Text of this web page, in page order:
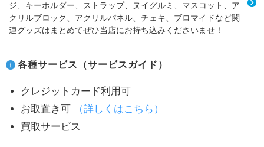
ジ、キーホルダー、ストラップ、ヌイグルミ、マスコット、ア
クリルブロック、アクリルパネル、チェキ、ブロマイドなど関
連グッズはまとめてぜひ当店にお持ち込みくださいませ！
各種サービス（サービスガイド）
クレジットカード利用可
お取置き可
（詳しくはこちら）
買取サービス